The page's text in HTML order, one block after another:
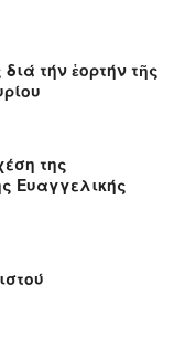
τήν ἑορτήν τῆς
της
Ευαγγελικής